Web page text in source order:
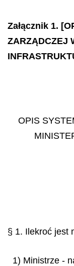
Załącznik 1.
ZARZĄDCZEJ
OPIS
§ 1. Ilekroć jest
1) Ministrze -